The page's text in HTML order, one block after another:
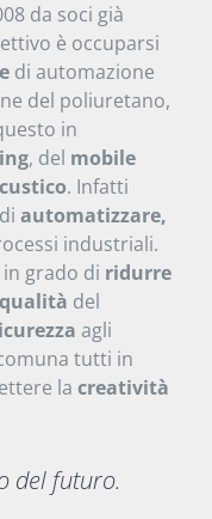
da soci già
è occuparsi
di automazione
del poliuretano,
in
, del mobile
. Infatti
automatizzare,
industriali.
grado di ridurre
qualità del
agli
tutti in
la creatività
del futuro.